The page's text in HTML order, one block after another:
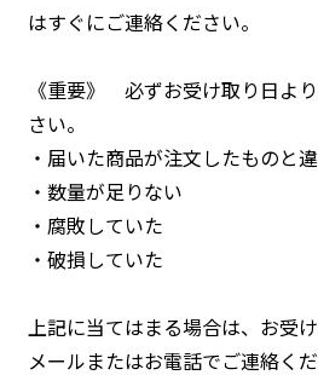
はすぐにご連絡ください。
《重要》 必ずお受け取り日よ
さい。
・届いた商品が注文したものと
・数量が足りない
・腐敗していた
・破損していた
上記に当てはまる場合は、お受
メールまたはお電話でご連絡く